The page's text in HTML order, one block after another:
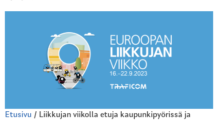
Etusivu / Liikkujan viikolla etuja kaupunkipyörissä ja